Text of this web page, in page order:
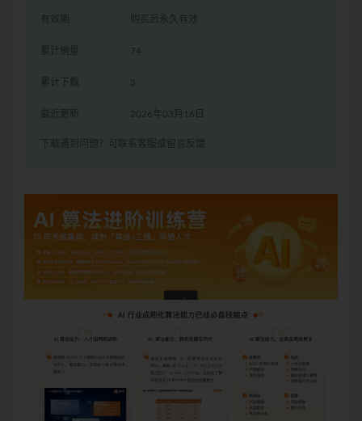
有效期 购买后永久有效
累计销量 74
累计下载 3
最近更新 2026年03月16日
下载遇到问题？可联系客服或留言反馈